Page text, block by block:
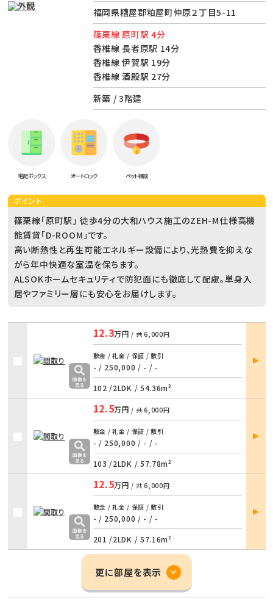
福岡県糟屋郡粕屋町仲原２丁目5-11
篠栗線 原町駅 4分
香椎線 長者原駅 14分
香椎線 伊賀駅 19分
香椎線 酒殿駅 27分
新築 / 3階建
宅配ボックス オートロック ペット相談
ポイント
篠栗線「原町駅」 徒歩4分の大和ハウス施工のZEH-M仕様高機
能賃貸「D-ROOM」です。
高い断熱性と再生可能エネルギー設備により、光熱費を抑えな
がら年中快適な室温を保ちます。
ALSOKホームセキュリティで防犯面にも徹底して配慮。単身入
居やファミリー層にも安心をお届けします。
12.3万円 / 共6,000円
敷金 / 礼金 / 保証 / 敷引
- / 250,000 / - / -
102 /2LDK / 54.36m²
部屋
詳細
12.5万円 / 共6,000円
敷金 / 礼金 / 保証 / 敷引
- / 250,000 / - / -
103 /2LDK / 57.78m²
部屋
詳細
12.5万円 / 共6,000円
敷金 / 礼金 / 保証 / 敷引
- / 250,000 / - / -
201 /2LDK / 57.16m²
部屋
詳細
更に部屋を表示